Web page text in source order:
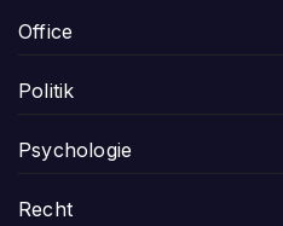
Office
Politik
Psychologie
Recht